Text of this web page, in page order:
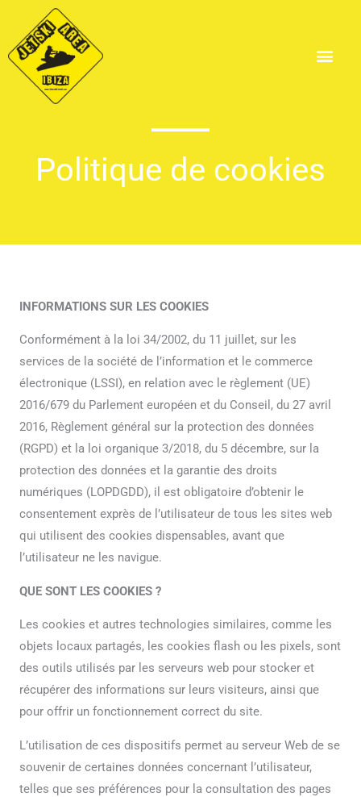
contenu
Politique de cookies
INFORMATIONS SUR LES COOKIES
Conformément à la loi 34/2002, du 11 juillet, sur les
services de la société de l’information et le commerce
électronique (LSSI), en relation avec le règlement (UE)
2016/679 du Parlement européen et du Conseil, du 27 avril
2016, Règlement général sur la protection des données
(RGPD) et la loi organique 3/2018, du 5 décembre, sur la
protection des données et la garantie des droits
numériques (LOPDGDD), il est obligatoire d’obtenir le
consentement exprès de l’utilisateur de tous les sites web
qui utilisent des cookies dispensables, avant que
l’utilisateur ne les navigue.
QUE SONT LES COOKIES ?
Les cookies et autres technologies similaires, comme les
objets locaux partagés, les cookies flash ou les pixels, sont
des outils utilisés par les serveurs web pour stocker et
récupérer des informations sur leurs visiteurs, ainsi que
pour offrir un fonctionnement correct du site.
L’utilisation de ces dispositifs permet au serveur Web de se
souvenir de certaines données concernant l’utilisateur,
telles que ses préférences pour la consultation des pages